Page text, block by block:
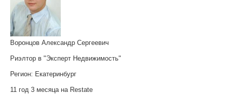
Воронцов Александр Сергеевич
Риэлтор в "Эксперт Недвижимость"
Регион: Екатеринбург
11 год 3 месяца на Restate